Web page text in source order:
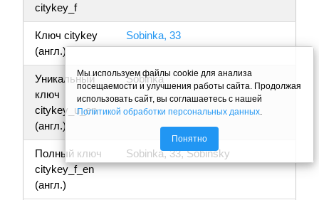
citykey_f
Ключ citykey
(англ.)
Sobinka, 33
Уникальный
ключ
citykey_u_en
(англ.)
Sobinka
Полный ключ
citykey_f_en
(англ.)
Sobinka, 33, Sobinsky
Мы используем файлы cookie для анализа
посещаемости и улучшения работы сайта. Продолжая
использовать сайт, вы соглашаетесь с нашей
Политикой обработки персональных данных.
Понятно